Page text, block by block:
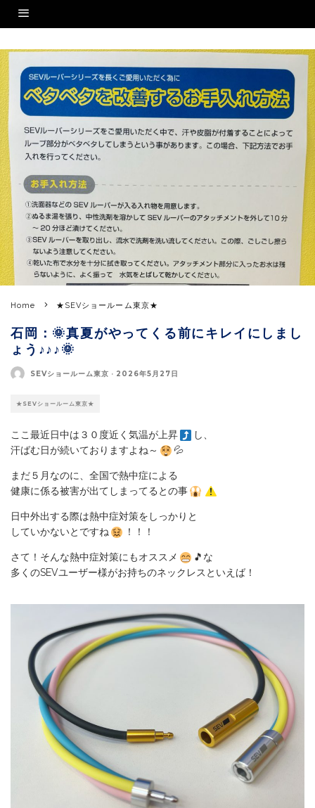
Home ★SEVショールーム東京★
石岡：🌞真夏がやってくる前にキレイにしまし
ょう♪♪♪🌞
SEVショールーム東京 · 2026年5月27日
★SEVショールーム東京★
ここ最近日中は３０度近く気温が上昇
し、
汗ばむ日が続いておりますよね～
💦
まだ５月なのに、全国で熱中症による
健康に係る被害が出てしまってるとの事
日中外出する際は熱中症対策をしっかりと
していかないとですね
！！！
さて！そんな熱中症対策にもオススメ
🎵な
多くのSEVユーザー様がお持ちのネックレスといえば！